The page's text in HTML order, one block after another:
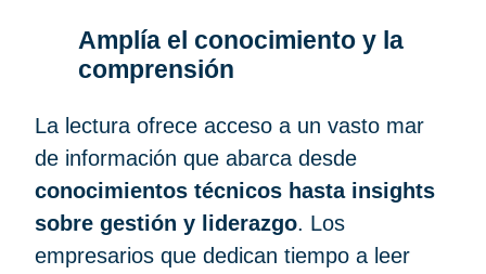
Amplía el conocimiento y la
comprensión
La lectura ofrece acceso a un vasto mar
de información que abarca desde
conocimientos técnicos hasta insights
sobre gestión y liderazgo. Los
empresarios que dedican tiempo a leer